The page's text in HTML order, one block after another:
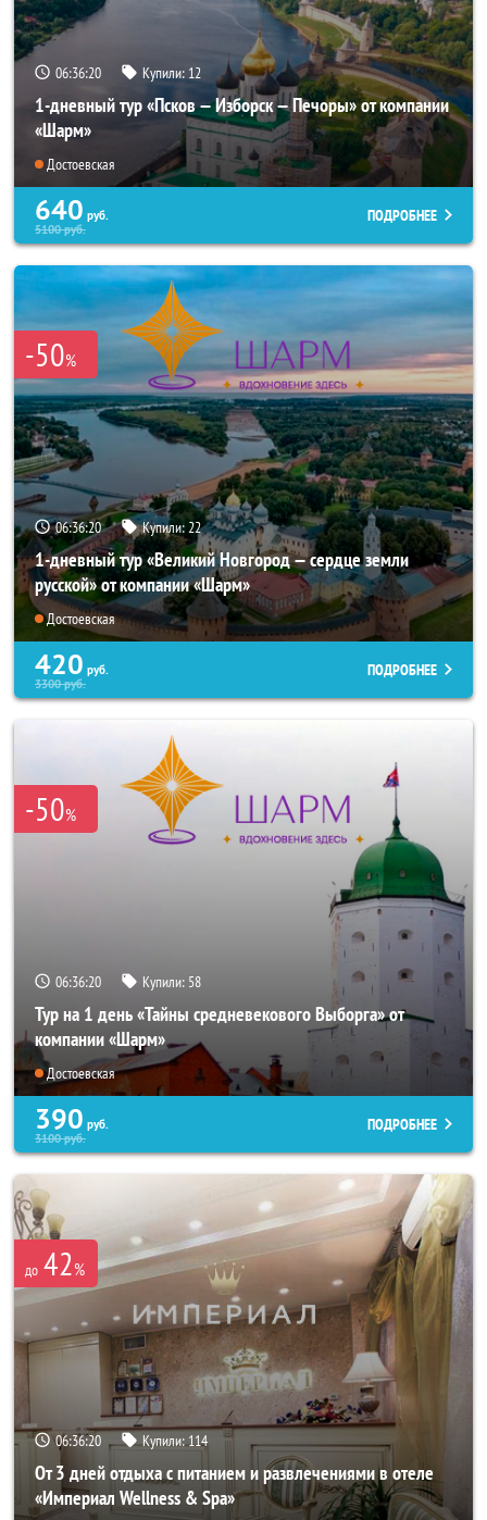
06:36:19 Купили: 12
1-дневный тур «Псков — Изборск — Печоры» от компании
«Шарм»
Достоевская
640 руб.
5100руб.
ПОДРОБНЕЕ
-50%
06:36:19 Купили: 22
1-дневный тур «Великий Новгород — сердце земли
русской» от компании «Шарм»
Достоевская
420 руб.
3300руб.
ПОДРОБНЕЕ
-50%
06:36:19 Купили: 58
Тур на 1 день «Тайны средневекового Выборга» от
компании «Шарм»
Достоевская
390 руб.
3100руб.
ПОДРОБНЕЕ
до 42%
06:36:19 Купили:114
От 3 дней отдыха с питанием и развлечениями в отеле
«Империал Wellness & Spa»